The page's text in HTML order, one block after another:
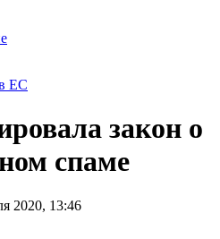
ЕС
закон о
спаме
2020, 13:46